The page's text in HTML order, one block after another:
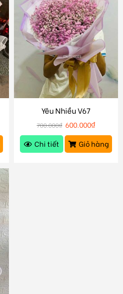
Yêu Nhiều V67
700.000₫ 600.000₫
Chi tiết
Giỏ hàng